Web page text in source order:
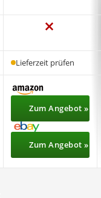
Lieferzeit prüfen
Zum Angebot »
Zum Angebot »